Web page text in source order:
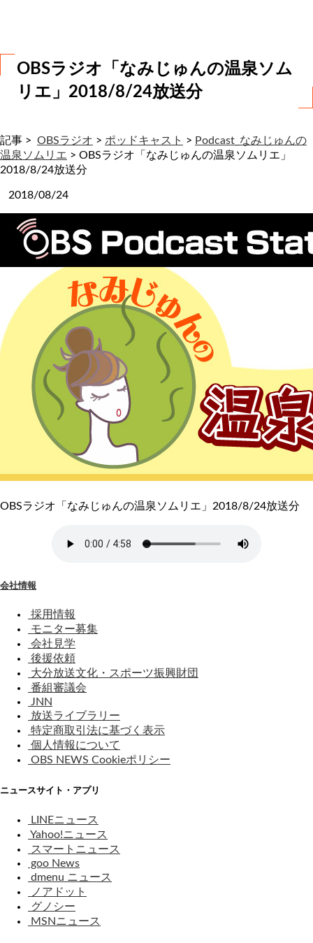
OBSラジオ「なみじゅんの温泉ソム
リエ」2018/8/24放送分
記事 > OBSラジオ > ポッドキャスト > Podcast_なみじゅんの
温泉ソムリエ > OBSラジオ「なみじゅんの温泉ソムリエ」
2018/8/24放送分
2018/08/24
OBSラジオ「なみじゅんの温泉ソムリエ」2018/8/24放送分
会社情報
採用情報
モニター募集
会社見学
後援依頼
大分放送文化・スポーツ振興財団
番組審議会
JNN
放送ライブラリー
特定商取引法に基づく表示
個人情報について
OBS NEWS Cookieポリシー
ニュースサイト・アプリ
LINEニュース
Yahoo!ニュース
スマートニュース
goo News
dmenu ニュース
ノアドット
グノシー
MSNニュース